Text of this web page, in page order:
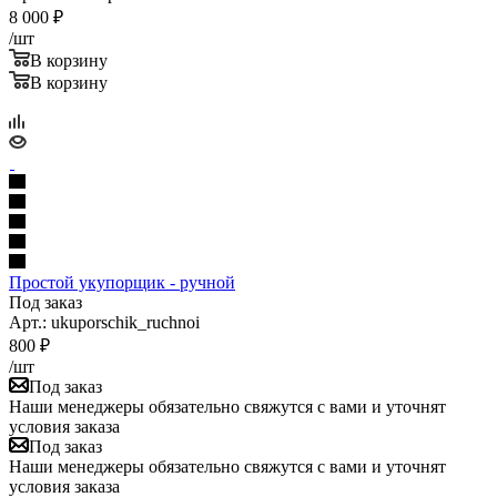
8 000 ₽
/шт
В корзину
В корзину
Простой укупорщик - ручной
Под заказ
Арт.: ukuporschik_ruchnoi
800 ₽
/шт
Под заказ
Наши менеджеры обязательно свяжутся с вами и уточнят
условия заказа
Под заказ
Наши менеджеры обязательно свяжутся с вами и уточнят
условия заказа